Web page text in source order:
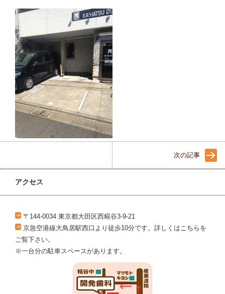
次の記事
アクセス
〒144-0034 東京都大田区西糀谷3-9-21
京急空港線大鳥居駅西口より徒歩10分です。詳しくはこちら を
ご覧下さい。
※一台分の駐車スペースがあります。